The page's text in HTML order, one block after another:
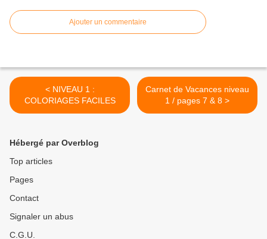
Ajouter un commentaire
< NIVEAU 1 :
COLORIAGES FACILES
Carnet de Vacances niveau
1 / pages 7 & 8 >
Hébergé par Overblog
Top articles
Pages
Contact
Signaler un abus
C.G.U.